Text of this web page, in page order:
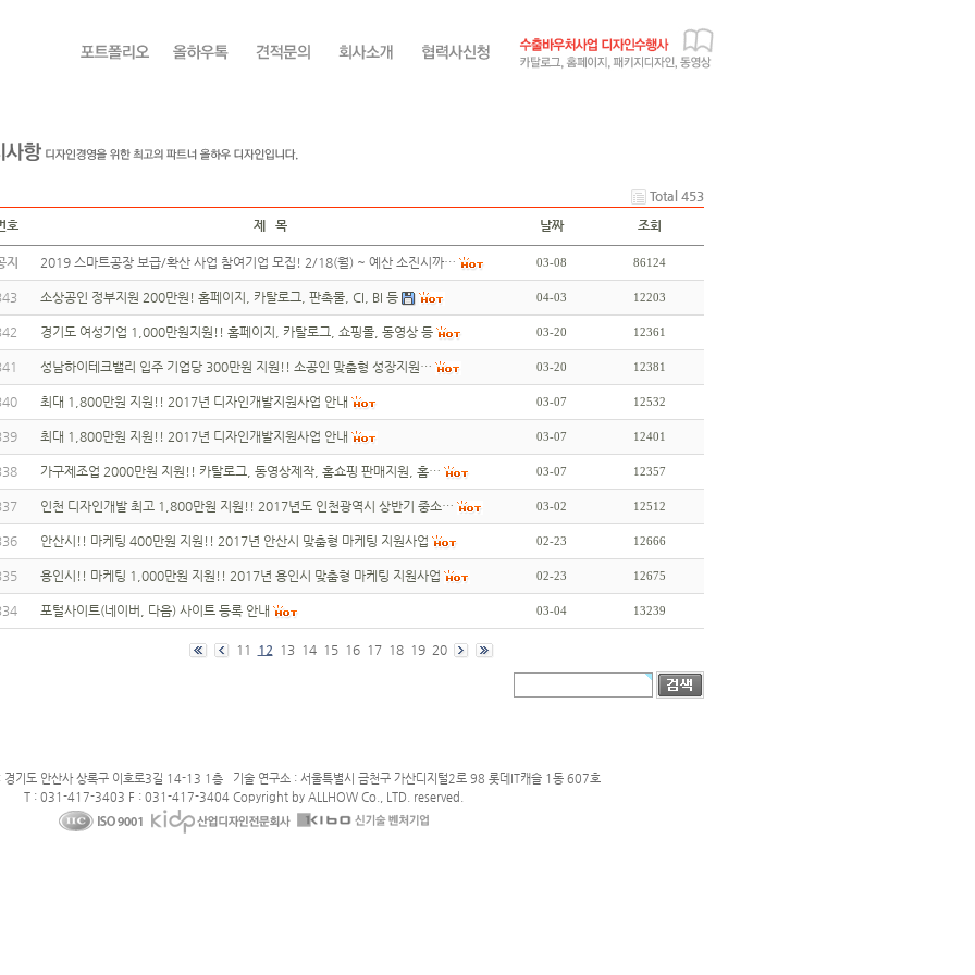
Total 453
호
제 목 날짜 조회
지 2019 스마트공장 보급/확산 사업 참여기업 모집! 2/18(월) ~ 예산 소진시까… 03-08 86124
소상공인 정부지원 200만원! 홈페이지, 카탈로그, 판촉물, CI, BI 등 04-03 12203
경기도 여성기업 1,000만원지원!! 홈페이지, 카탈로그, 쇼핑몰, 동영상 등 03-20 12361
성남하이테크밸리 입주 기업당 300만원 지원!! 소공인 맞춤형 성장지원… 03-20 12381
최대 1,800만원 지원!! 2017년 디자인개발지원사업 안내 03-07 12532
최대 1,800만원 지원!! 2017년 디자인개발지원사업 안내 03-07 12401
가구제조업 2000만원 지원!! 카탈로그, 동영상제작, 홈쇼핑 판매지원, 홈… 03-07 12357
인천 디자인개발 최고 1,800만원 지원!! 2017년도 인천광역시 상반기 중소… 03-02 12512
안산시!! 마케팅 400만원 지원!! 2017년 안산시 맞춤형 마케팅 지원사업 02-23 12666
용인시!! 마케팅 1,000만원 지원!! 2017년 용인시 맞춤형 마케팅 지원사업 02-23 12675
포털사이트(네이버, 다음) 사이트 등록 안내 03-04 13239
11 12 13 14 15 16 17 18 19 20
기도 안산사 상록구 이호로3길 14-13 1층 기술 연구소 : 서울특별시 금천구 가산디지털2로 98 롯데IT캐슬 1동 607호
T : 031-417-3403 F : 031-417-3404 Copyright by ALLHOW Co., LTD. reserved.